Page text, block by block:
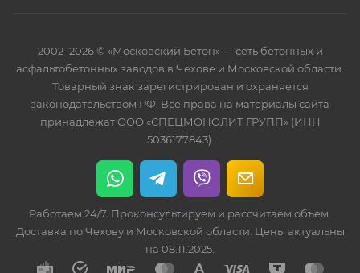
2002–2026 © «Московский Бетон» — сеть бетонных и
асфальтобетонных заводов в Чехове и Московской области.
Товарный знак зарегистрирован и охраняется
законодательством РФ. Все права на материалы сайта
принадлежат ООО «СПЕЦМОНОЛИТ ГРУПП» (ИНН
5036177843).
Работаем 24/7. Проконсультируем и рассчитаем объем.
Доставка по Чехову и Московской области. Цены актуальны
на 08.11.2025.